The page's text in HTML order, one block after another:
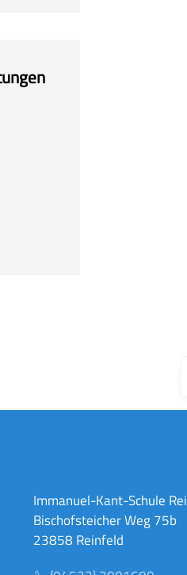
Immanuel-Kant-Schule
Bischofsteicher Weg 75b
23858 Reinfeld